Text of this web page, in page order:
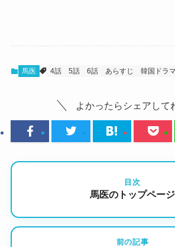
馬医 4話 5話 6話 あらすじ 韓国ドラマ
よかったらシェアして
目次
馬医のトップページ
前の記事